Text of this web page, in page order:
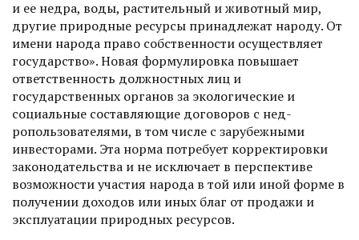
и ее недра, воды, растительный и животный мир,
другие природные ресурсы принадлежат народу. От
имени народа право собственнос­ти осуществляет
государство». Новая формулировка повышает
ответственность должностных лиц и
государственных органов за экологические и
социальные составляющие договоров с нед­
ропользователями, в том числе с зарубежными
инвесторами. Эта норма потребует корректировки
законодательства и не исключает в перспективе
возможности учас­тия народа в той или иной форме в
получении доходов или иных благ от продажи и
эксплуатации природных ресурсов.